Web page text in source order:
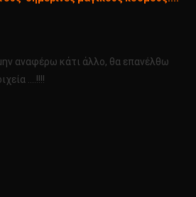
αναφέρω κάτι άλλο, θα επανέλθω
….!!!!